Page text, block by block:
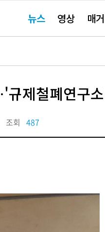
요뉴스 영상 매
제철폐연구
조회 487